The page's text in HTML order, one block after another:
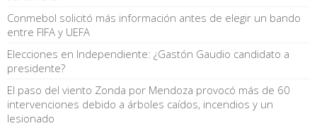
Conmebol solicitó más información antes de elegir un bando
entre FIFA y UEFA
Elecciones en Independiente: ¿Gastón Gaudio candidato a
presidente?
El paso del viento Zonda por Mendoza provocó más de 60
intervenciones debido a árboles caídos, incendios y un
lesionado